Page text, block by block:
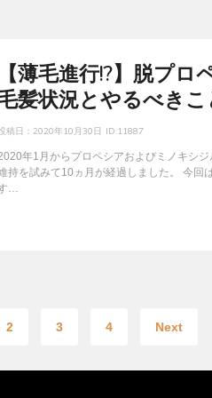
薄毛進行!?】脱プロ
髪状況とやるべきこ
稿日： 2020年10月30日 ID:11887
年1月からプロペシアおよびミノキシ
持を試みて10ヵ月が経過しました。 今回
…
2 3 4 Next